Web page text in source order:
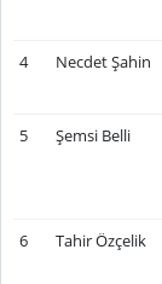
4 Necdet Şahin
5 Şemsi Belli
6 Tahir Özçelik